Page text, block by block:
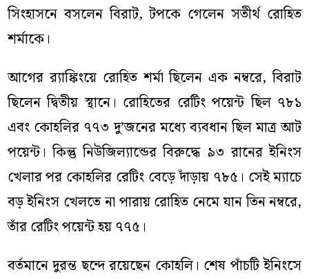
সিংহাসনে বসলেন বিরাট, টপকে গেলেন সতীর্থ রোহিত
শর্মাকে।
আগের র‍্যাঙ্কিংয়ে রোহিত শর্মা ছিলেন এক নম্বরে, বিরাট
ছিলেন দ্বিতীয় স্থানে। রোহিতের রেটিং পয়েন্ট ছিল ৭৮১
এবং কোহলির ৭৭৩ দু’জনের মধ্যে ব্যবধান ছিল মাত্র আট
পয়েন্ট। কিন্তু নিউজিল্যান্ডের বিরুদ্ধে ৯৩ রানের ইনিংস
খেলার পর কোহলির রেটিং বেড়ে দাঁড়ায় ৭৮৫। সেই ম্যাচে
বড় ইনিংস খেলতে না পারায় রোহিত নেমে যান তিন নম্বরে,
তাঁর রেটিং পয়েন্ট হয় ৭৭৫।
বর্তমানে দুরন্ত ছন্দে রয়েছেন কোহলি। শেষ পাঁচটি ইনিংসে